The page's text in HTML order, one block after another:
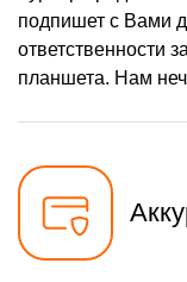
подпишет с Вами
ответственности
планшета. Нам